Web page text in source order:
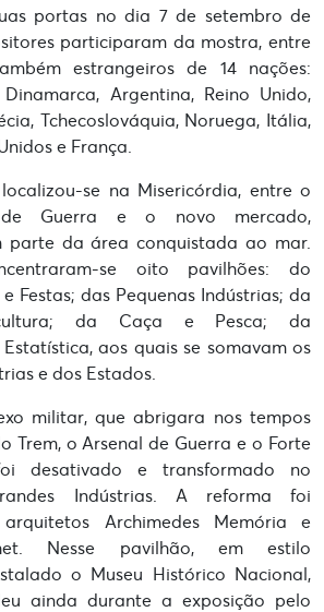
portas no dia 7 de setembro de
participaram da mostra, entre
estrangeiros de 14 nações:
Argentina, Reino Unido,
Tchecoslováquia, Noruega, Itália,
e França.
se na Misericórdia, entre o
Guerra e o novo mercado,
parte da área conquistada ao mar.
se oito pavilhões: do
Festas; das Pequenas Indústrias; da
da Caça e Pesca; da
aos quais se somavam os
e dos Estados.
militar, que abrigara nos tempos
Trem, o Arsenal de Guerra e o Forte
desativado e transformado no
Indústrias. A reforma foi
Archimedes Memória e
Nesse pavilhão, em estilo
o Museu Histórico Nacional,
ainda durante a exposição pelo